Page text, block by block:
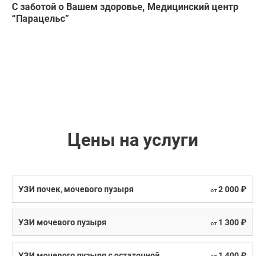
С заботой о Вашем здоровье, Медицинский центр
“Парацельс”
Цены на услуги
УЗИ почек, мочевого пузыря от2 000 ₽
УЗИ мочевого пузыря от 1 300 ₽